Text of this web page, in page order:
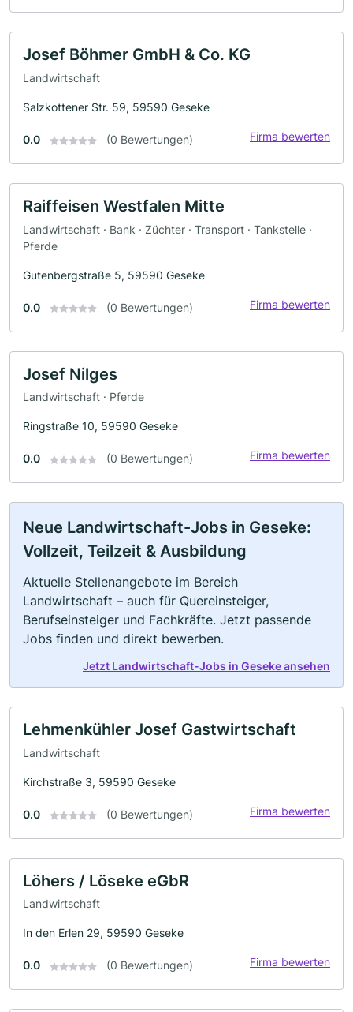
Josef Böhmer GmbH & Co. KG
Landwirtschaft
Salzkottener Str. 59, 59590 Geseke
0.0 (0 Bewertungen) Firma bewerten
Raiffeisen Westfalen Mitte
Landwirtschaft · Bank · Züchter · Transport · Tankstelle ·
Pferde
Gutenbergstraße 5, 59590 Geseke
0.0 (0 Bewertungen) Firma bewerten
Josef Nilges
Landwirtschaft · Pferde
Ringstraße 10, 59590 Geseke
0.0 (0 Bewertungen) Firma bewerten
Neue Landwirtschaft-Jobs in Geseke:
Vollzeit, Teilzeit & Ausbildung
Aktuelle Stellenangebote im Bereich
Landwirtschaft – auch für Quereinsteiger,
Berufseinsteiger und Fachkräfte. Jetzt passende
Jobs finden und direkt bewerben.
Jetzt Landwirtschaft-Jobs in Geseke ansehen
Lehmenkühler Josef Gastwirtschaft
Landwirtschaft
Kirchstraße 3, 59590 Geseke
0.0 (0 Bewertungen) Firma bewerten
Löhers / Löseke eGbR
Landwirtschaft
In den Erlen 29, 59590 Geseke
0.0 (0 Bewertungen) Firma bewerten